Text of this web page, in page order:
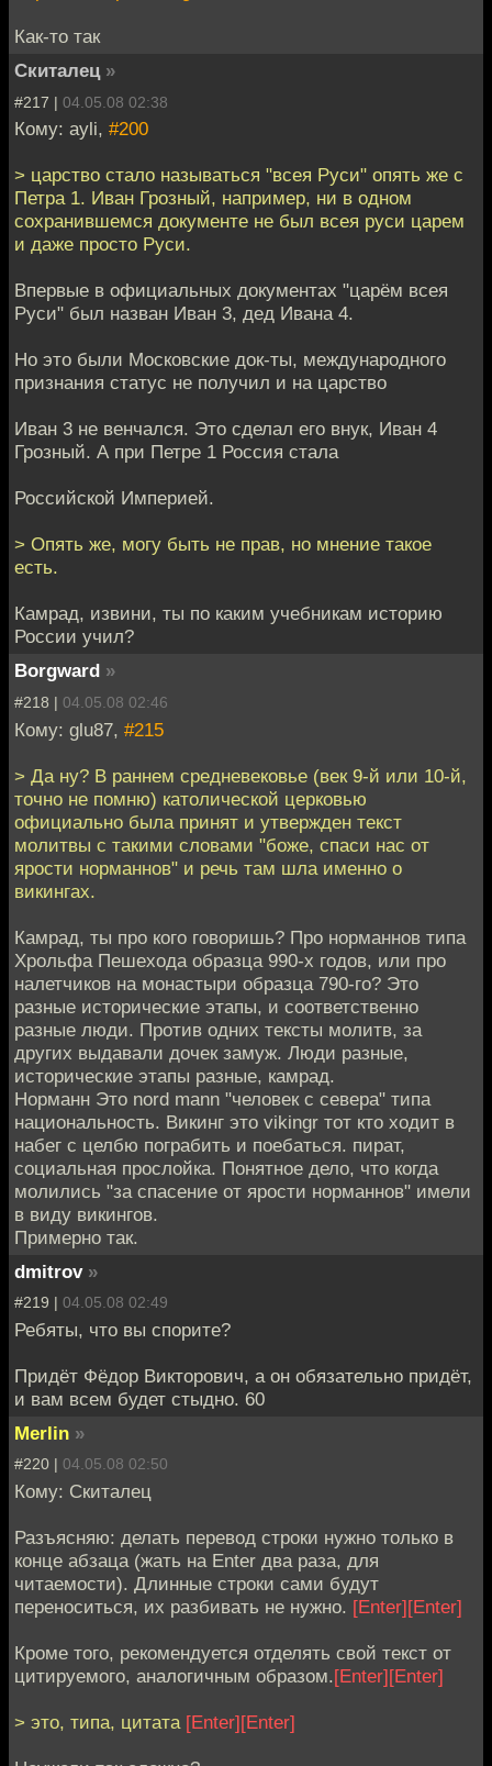
Как-то так
Скиталец »
#217 | 04.05.08 02:38
Кому: ayli, #200
> царство стало называться "всея Руси" опять же с
Петра 1. Иван Грозный, например, ни в одном
сохранившемся документе не был всея руси царем
и даже просто Руси.
Впервые в официальных документах "царём всея
Руси" был назван Иван 3, дед Ивана 4.
Но это были Московские док-ты, международного
признания статус не получил и на царство
Иван 3 не венчался. Это сделал его внук, Иван 4
Грозный. А при Петре 1 Россия стала
Российской Империей.
> Опять же, могу быть не прав, но мнение такое
есть.
Камрад, извини, ты по каким учебникам историю
России учил?
Borgward »
#218 | 04.05.08 02:46
Кому: glu87, #215
> Да ну? В раннем средневековье (век 9-й или 10-й,
точно не помню) католической церковью
официально была принят и утвержден текст
молитвы с такими словами "боже, спаси нас от
ярости норманнов" и речь там шла именно о
викингах.
Камрад, ты про кого говоришь? Про норманнов типа
Хрольфа Пешехода образца 990-х годов, или про
налетчиков на монастыри образца 790-го? Это
разные исторические этапы, и соответственно
разные люди. Против одних тексты молитв, за
других выдавали дочек замуж. Люди разные,
исторические этапы разные, камрад.
Норманн Это nord mann "человек с севера" типа
национальность. Викинг это vikingr тот кто ходит в
набег с целбю пограбить и поебаться. пират,
социальная прослойка. Понятное дело, что когда
молились "за спасение от ярости норманнов" имели
в виду викингов.
Примерно так.
dmitrov »
#219 | 04.05.08 02:49
Ребяты, что вы спорите?
Придёт Фёдор Викторович, а он обязательно придёт,
и вам всем будет стыдно. 60
Merlin »
#220 | 04.05.08 02:50
Кому: Скиталец
Разъясняю: делать перевод строки нужно только в
конце абзаца (жать на Enter два раза, для
читаемости). Длинные строки сами будут
переноситься, их разбивать не нужно. [Enter][Enter]
Кроме того, рекомендуется отделять свой текст от
цитируемого, аналогичным образом.[Enter][Enter]
> это, типа, цитата [Enter][Enter]